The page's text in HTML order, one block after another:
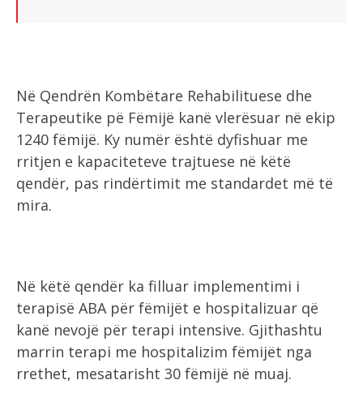
Në Qendrën Kombëtare Rehabilituese dhe
Terapeutike pë Fëmijë kanë vlerësuar në ekip
1240 fëmijë. Ky numër është dyfishuar me
rritjen e kapaciteteve trajtuese në këtë
qendër, pas rindërtimit me standardet më të
mira.
Në këtë qendër ka filluar implementimi i
terapisë ABA për fëmijët e hospitalizuar që
kanë nevojë për terapi intensive. Gjithashtu
marrin terapi me hospitalizim fëmijët nga
rrethet, mesatarisht 30 fëmijë në muaj.